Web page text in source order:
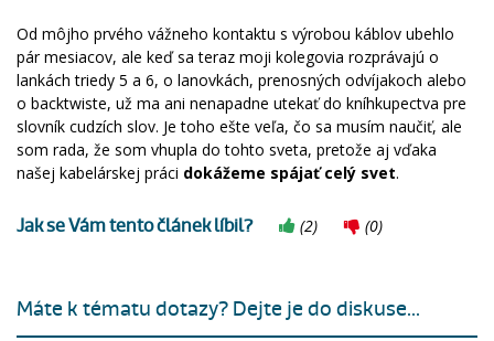
Od môjho prvého vážneho kontaktu s výrobou káblov ubehlo
pár mesiacov, ale keď sa teraz moji kolegovia rozprávajú o
lankách triedy 5 a 6, o lanovkách, prenosných odvíjakoch alebo
o backtwiste, už ma ani nenapadne utekať do kníhkupectva pre
slovník cudzích slov. Je toho ešte veľa, čo sa musím naučiť, ale
som rada, že som vhupla do tohto sveta, pretože aj vďaka
našej kabelárskej práci dokážeme spájať celý svet.
Jak se Vám tento článek líbil? (2) (0)
Máte k tématu dotazy? Dejte je do diskuse...